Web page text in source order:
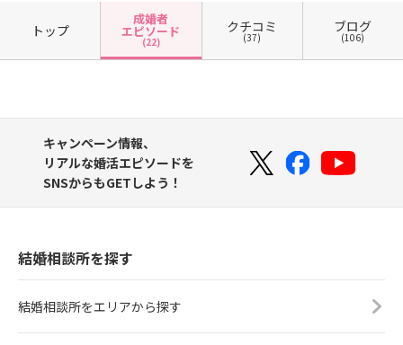
トップ
成婚者
エピソード
(22)
クチコミ
(37)
ブログ
(106)
キャンペーン情報、
リアルな婚活エピソードを
SNSからもGETしよう！
結婚相談所を探す
結婚相談所をエリアから探す